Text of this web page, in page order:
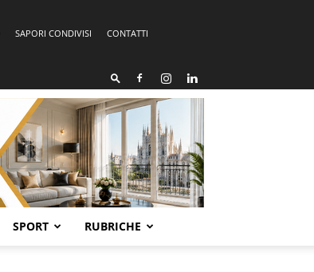
SAPORI CONDIVISI
CONTATTI
SPORT RUBRICHE